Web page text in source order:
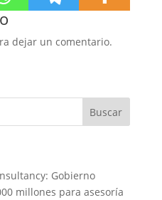
dejar un comentario.
Gobierno
millones para asesoría